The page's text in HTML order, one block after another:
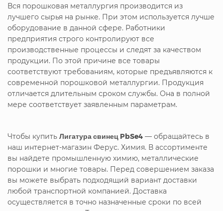
Вся порошковая металлургия производится из
лучшего сырья на рынке. При этом используется лучше
оборудование в данной сфере. Работники
предприятия строго контролируют все
производственные процессы и следят за качеством
продукции. По этой причине все товары
соответствуют требованиям, которые предъявляются к
современной порошковой металлургии. Продукция
отличается длительным сроком службы. Она в полной
мере соответствует заявленным параметрам.
Чтобы купить Лигатура свинец PbSe4 — обращайтесь в
наш интернет-магазин Ферус. Химия. В ассортименте
вы найдете промышленную химию, металлические
порошки и многие товары. Перед совершением заказа
вы можете выбрать подходящий вариант доставки
любой транспортной компанией. Доставка
осуществляется в точно назначенные сроки по всей